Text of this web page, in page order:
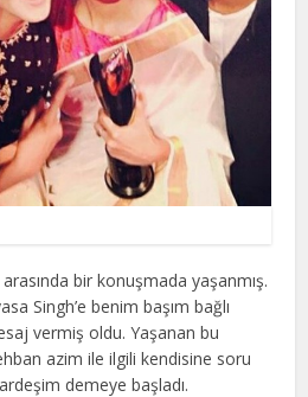
bir konuşmada yaşanmış.
Singh’e benim başım bağlı
vermiş oldu. Yaşanan bu
azim ile ilgili kendisine soru
demeye başladı.